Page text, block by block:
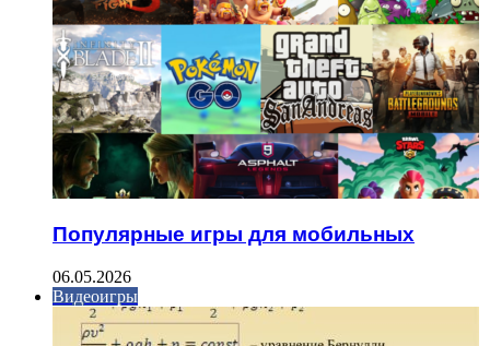
Популярные игры для мобильных
06.05.2026
Видеоигры